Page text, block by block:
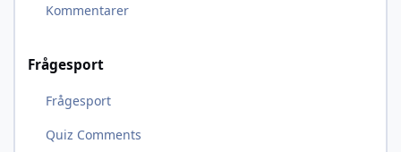
Kommentarer
Frågesport
Frågesport
Quiz Comments